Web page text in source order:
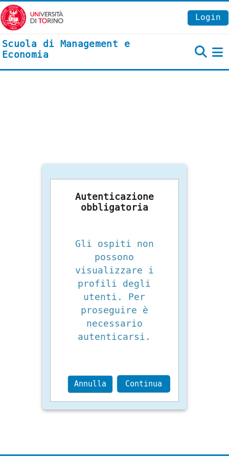
Vai al contenuto principale
Login
Scuola di Management e
Economia
Autenticazione
obbligatoria
Gli ospiti non
possono
visualizzare i
profili degli
utenti. Per
proseguire è
necessario
autenticarsi.
Annulla Continua